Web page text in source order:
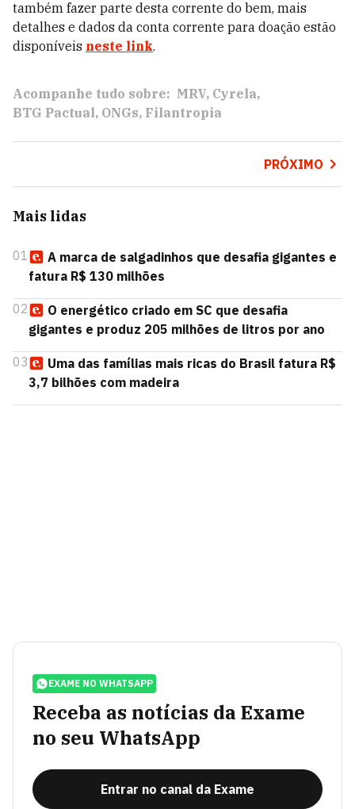
também fazer parte desta corrente do bem, mais
detalhes e dados da conta corrente para doação estão
disponíveis neste link.
Acompanhe tudo sobre: MRV Cyrela
BTG Pactual ONGs Filantropia
PRÓXIMO
Mais lidas
01
A marca de salgadinhos que desafia gigantes e
fatura R$ 130 milhões
02
O energético criado em SC que desafia
gigantes e produz 205 milhões de litros por ano
03
Uma das famílias mais ricas do Brasil fatura R$
3,7 bilhões com madeira
EXAME NO WHATSAPP
Receba as notícias da Exame
no seu WhatsApp
Entrar no canal da Exame